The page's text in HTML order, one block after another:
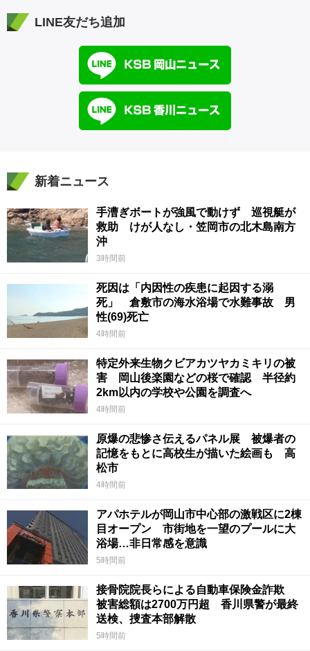
LINE友だち追加
新着ニュース
手漕ぎボートが強風で動けず 巡視艇が
救助 けが人なし・笠岡市の北木島南方
沖
3時間前
死因は「内因性の疾患に起因する溺
死」 倉敷市の海水浴場で水難事故 男
性(69)死亡
4時間前
特定外来生物クビアカツヤカミキリの被
害 岡山後楽園などの桜で確認 半径約
2km以内の学校や公園を調査へ
4時間前
原爆の悲惨さ伝えるパネル展 被爆者の
記憶をもとに高校生が描いた絵画も 高
松市
4時間前
アパホテルが岡山市中心部の激戦区に2棟
目オープン 市街地を一望のプールに大
浴場…非日常感を意識
5時間前
接骨院院長らによる自動車保険金詐欺
被害総額は2700万円超 香川県警が最終
送検、捜査本部解散
5時間前